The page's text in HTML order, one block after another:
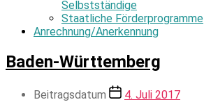
Selbstständige
Staatliche Förderprogramme
Anrechnung/Anerkennung
Baden-Württemberg
Beitragsdatum 4. Juli 2017